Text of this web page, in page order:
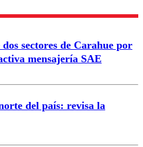
sectores de Carahue por
mensajería SAE
del país: revisa la